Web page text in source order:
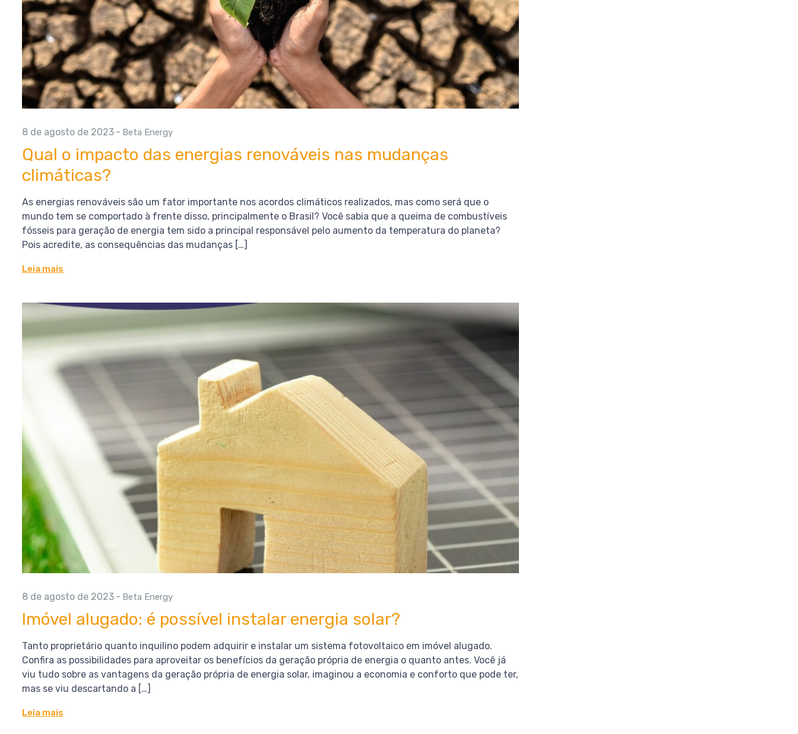
8 de agosto de 2023 - Beta Energy
Qual o impacto das energias renováveis nas mudanças
climáticas?
As energias renováveis são um fator importante nos acordos climáticos realizados, mas como será que o
mundo tem se comportado à frente disso, principalmente o Brasil? Você sabia que a queima de combustíveis
fósseis para geração de energia tem sido a principal responsável pelo aumento da temperatura do planeta?
Pois acredite, as consequências das mudanças […]
Leia mais
8 de agosto de 2023 - Beta Energy
Imóvel alugado: é possível instalar energia solar?
Tanto proprietário quanto inquilino podem adquirir e instalar um sistema fotovoltaico em imóvel alugado.
Confira as possibilidades para aproveitar os benefícios da geração própria de energia o quanto antes. Você já
viu tudo sobre as vantagens da geração própria de energia solar, imaginou a economia e conforto que pode ter,
mas se viu descartando a […]
Leia mais